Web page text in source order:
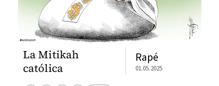
La Mitikah
católica
Rapé
01.05.2025